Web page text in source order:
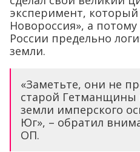
эксперимент, который
Новороссия», а
России предельно
земли.
«Заметьте, они не
старой Гетманщины
земли имперского
Юг», – обратил
ОП.